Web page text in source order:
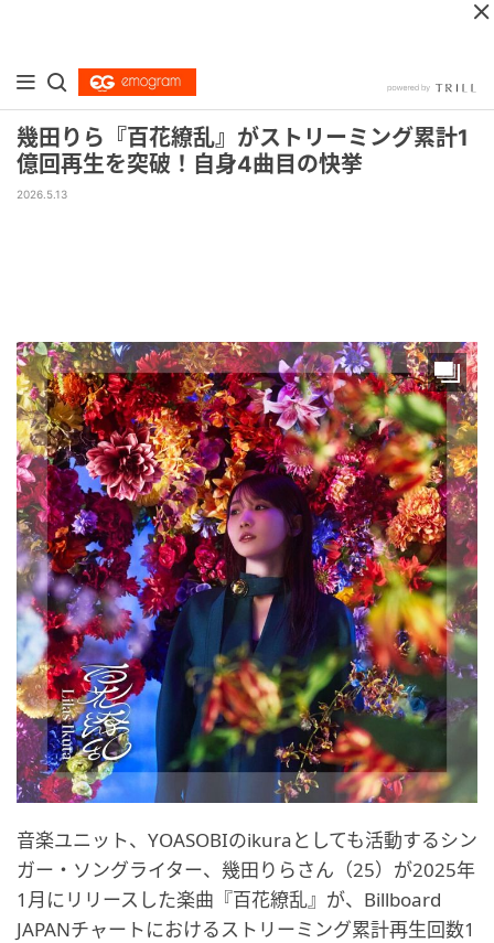
幾田りら『百花繚乱』がストリーミング累計1
億回再生を突破！自身4曲目の快挙
2026.5.13
音楽ユニット、YOASOBIのikuraとしても活動するシン
ガー・ソングライター、幾田りらさん（25）が2025年
1月にリリースした楽曲『百花繚乱』が、Billboard
JAPANチャートにおけるストリーミング累計再生回数1